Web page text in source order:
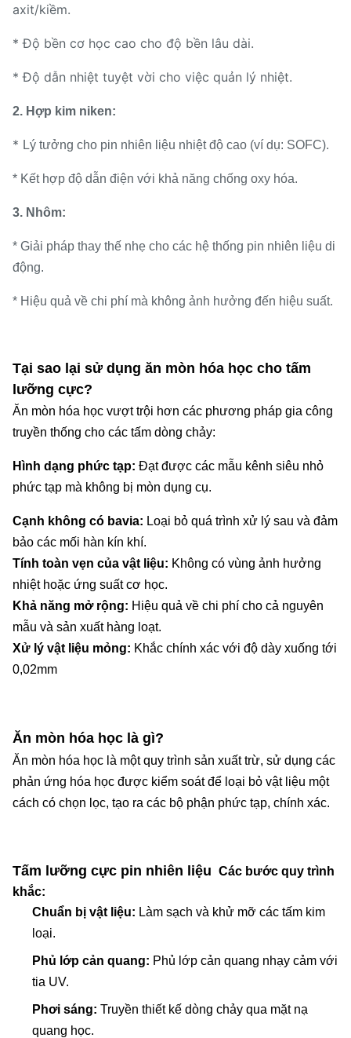
axit/kiềm.
* Độ bền cơ học cao cho độ bền lâu dài.
* Độ dẫn nhiệt tuyệt vời cho việc quản lý nhiệt.
2. Hợp kim niken:
* Lý tưởng cho pin nhiên liệu nhiệt độ cao (ví dụ: SOFC).
* Kết hợp độ dẫn điện với khả năng chống oxy hóa.
3. Nhôm:
* Giải pháp thay thế nhẹ cho các hệ thống pin nhiên liệu di
động.
* Hiệu quả về chi phí mà không ảnh hưởng đến hiệu suất.
Tại sao lại sử dụng ăn mòn hóa học cho tấm
lưỡng cực?
Ăn mòn hóa học vượt trội hơn các phương pháp gia công
truyền thống cho các tấm dòng chảy:
Hình dạng phức tạp: Đạt được các mẫu kênh siêu nhỏ
phức tạp mà không bị mòn dụng cụ.
Cạnh không có bavia: Loại bỏ quá trình xử lý sau và đảm
bảo các mối hàn kín khí.
Tính toàn vẹn của vật liệu: Không có vùng ảnh hưởng
nhiệt hoặc ứng suất cơ học.
Khả năng mở rộng: Hiệu quả về chi phí cho cả nguyên
mẫu và sản xuất hàng loạt.
Xử lý vật liệu mỏng: Khắc chính xác với độ dày xuống tới
0,02mm
Ăn mòn hóa học là gì?
Ăn mòn hóa học là một quy trình sản xuất trừ, sử dụng các
phản ứng hóa học được kiểm soát để loại bỏ vật liệu một
cách có chọn lọc, tạo ra các bộ phận phức tạp, chính xác.
Tấm lưỡng cực pin nhiên liệu Các bước quy trình
khắc:
Chuẩn bị vật liệu: Làm sạch và khử mỡ các tấm kim
loại.
Phủ lớp cản quang: Phủ lớp cản quang nhạy cảm với
tia UV.
Phơi sáng: Truyền thiết kế dòng chảy qua mặt nạ
quang học.